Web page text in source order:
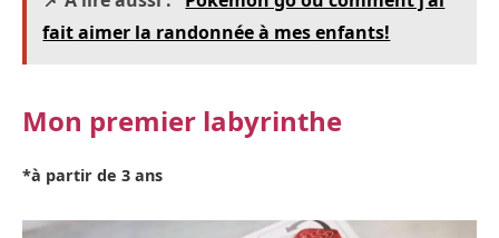
fait aimer la randonnée à mes enfants!
Mon premier labyrinthe
*à partir de 3 ans